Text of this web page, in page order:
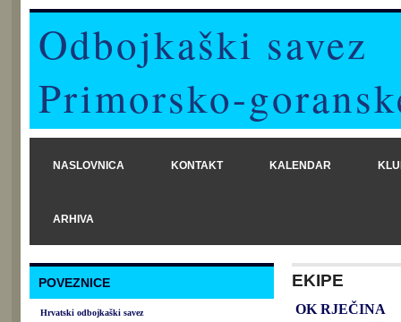
Odbojkaški savez
Primorsko-
NASLOVNICA KONTAKT KALENDAR
ARHIVA
POVEZNICE
Hrvatski odbojkaški savez
EKIPE
OK RJEČINA